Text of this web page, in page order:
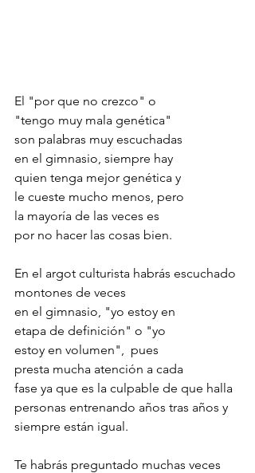
El "por que no crezco" o
"tengo muy mala genética"
son palabras muy escuchadas
en el gimnasio, siempre hay
quien tenga mejor genética y
le cueste mucho menos, pero
la mayoría de las veces es
por no hacer las cosas bien.
En el argot culturista habrás escuchado
montones de veces
en el gimnasio, "yo estoy en
etapa de definición" o "yo
estoy en volumen",  pues
presta mucha atención a cada
fase ya que es la culpable de que halla
personas entrenando años tras años y
siempre están igual.
Te habrás preguntado muchas veces